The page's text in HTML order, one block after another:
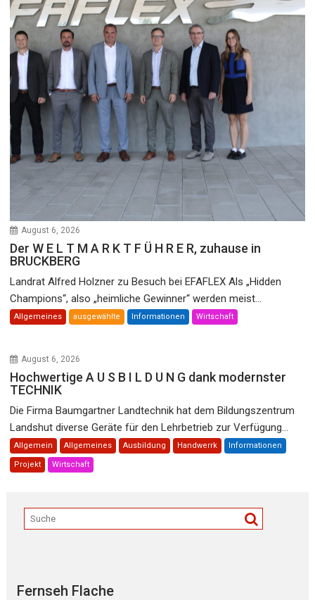
August 6, 2026
Der W E L T M A R K T F Ü H R E R, zuhause in
BRUCKBERG
Landrat Alfred Holzner zu Besuch bei EFAFLEX Als „Hidden
Champions“, also „heimliche Gewinner“ werden meist...
Allgemeines ausgewählte Informationen Wirtschaft
August 6, 2026
Hochwertige A U S B I L D U N G dank modernster
TECHNIK
Die Firma Baumgartner Landtechnik hat dem Bildungszentrum
Landshut diverse Geräte für den Lehrbetrieb zur Verfügung...
Allgemein Allgemeines Ausbildung Handwerrk Informationen
Projekt Wirtschaft
Fernseh Flache